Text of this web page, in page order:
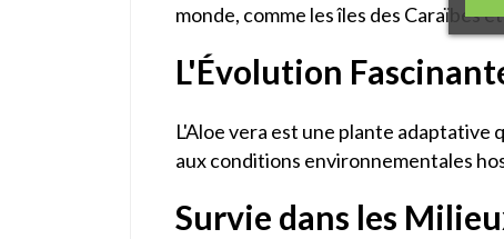
monde, comme les îles des Caraïbes
L'Évolution
L'Aloe vera est une plante
aux conditions environnementales
Survie dans les